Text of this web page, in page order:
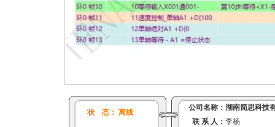
状 态： 离线
公司名称： 湖南简思科技
联 系 人： 李杨